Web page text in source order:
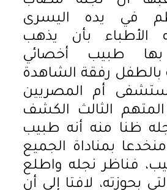
في يده اليسرى
الأطباء بأن يذهب
طبيب أخصائي
بالطفل رفقة الشاهدة
مستشفى أم المصريين
الثالث الكشف
ظنا منه أنه طبيب
بمناداة الجميع
فناظر نجله واطلع
بحوزته، لافتا إلى أن